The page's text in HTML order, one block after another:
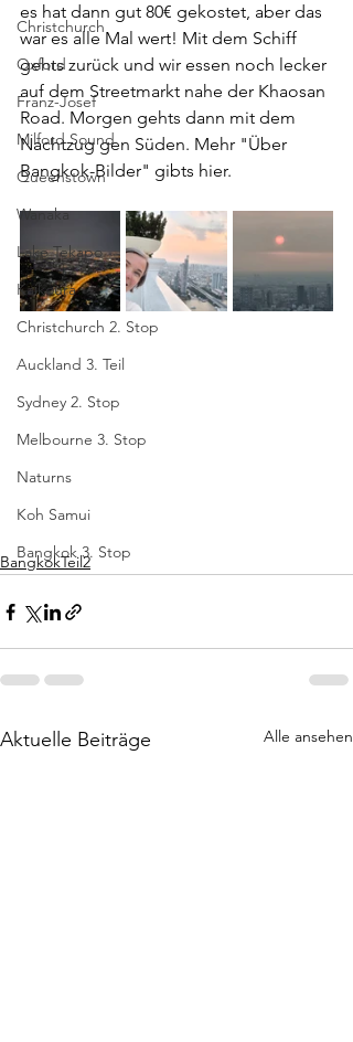
Christchurch
Oxford
Franz-Josef
Milford Sound
Queenstown
Wanaka
Lake Tekapo
Kaikoura
Christchurch 2. Stop
Auckland 3. Teil
Sydney 2. Stop
Melbourne 3. Stop
Naturns
Koh Samui
Bangkok 3. Stop
es hat dann gut 80€ gekostet, aber das
war es alle Mal wert! Mit dem Schiff
gehts zurück und wir essen noch lecker
auf dem Streetmarkt nahe der Khaosan
Road. Morgen gehts dann mit dem
Nachtzug gen Süden. Mehr "Über
Bangkok-Bilder" gibts hier.
BangkokTeil2
Aktuelle Beiträge Alle ansehen